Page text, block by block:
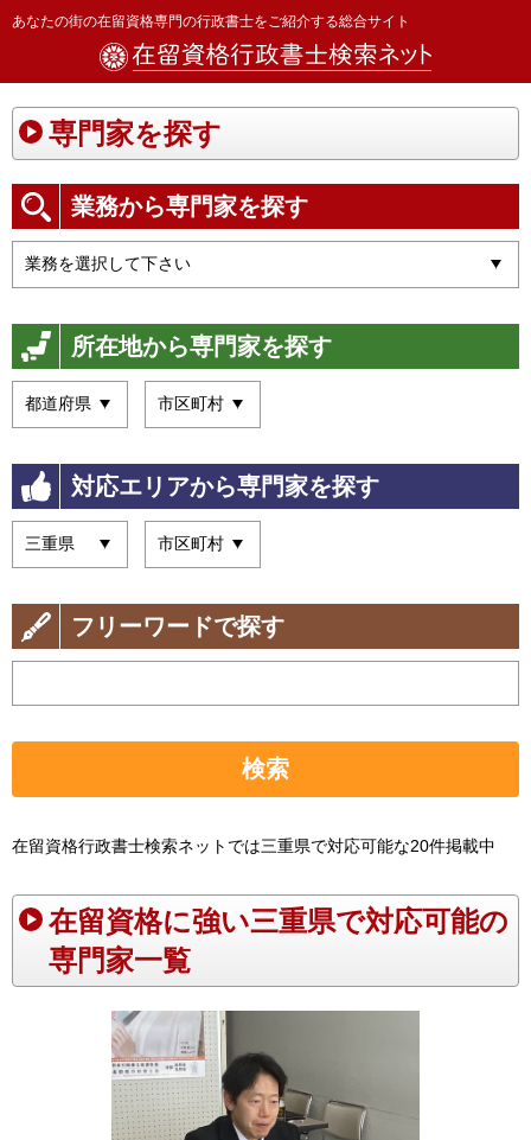
あなたの街の在留資格専門の行政書士をご紹介する総合サイト
専門家を探す
業務から専門家を探す
所在地から専門家を探す
対応エリアから専門家を探す
フリーワードで探す
検索
在留資格行政書士検索ネットでは三重県で対応可能な20件掲載中
在留資格に強い三重県で対応可能の
専門家一覧